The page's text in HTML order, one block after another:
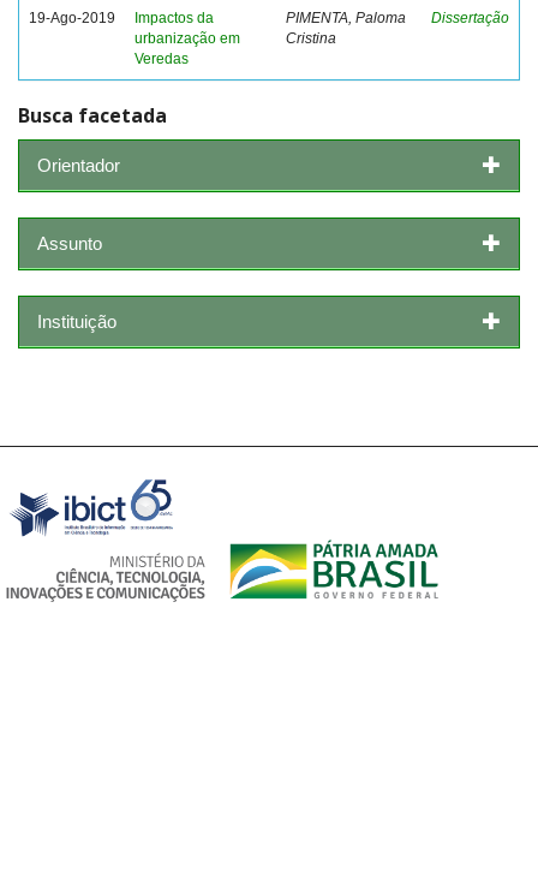
19-Ago-2019
Impactos da
urbanização em
Veredas
PIMENTA, Paloma
Cristina
Dissertação
Busca facetada
Orientador
Assunto
Instituição